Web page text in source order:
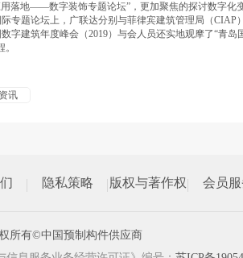
落地——数字装饰专题论坛”，更加聚焦的探讨数字化
专题论坛上，广联达分别与菲律宾建筑管理局（
建筑年度峰会（2019）与会人员还实地观摩了“青岛
讯
隐私策略 版权与著作权 会员
所有©中国预制构件供应商